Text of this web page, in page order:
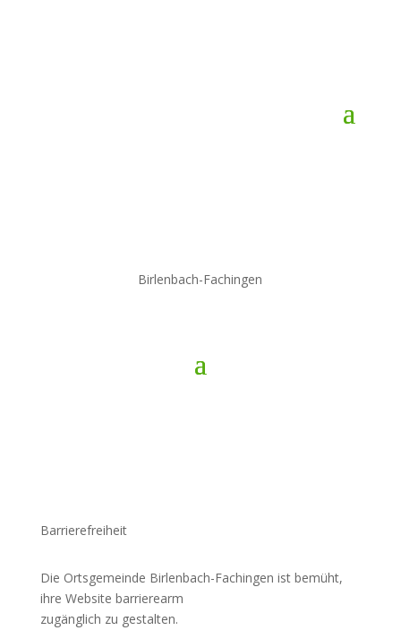
Birlenbach-Fachingen
Barrierefreiheit
Die Ortsgemeinde Birlenbach-Fachingen ist bemüht,
ihre Website barrierearm
zugänglich zu gestalten.